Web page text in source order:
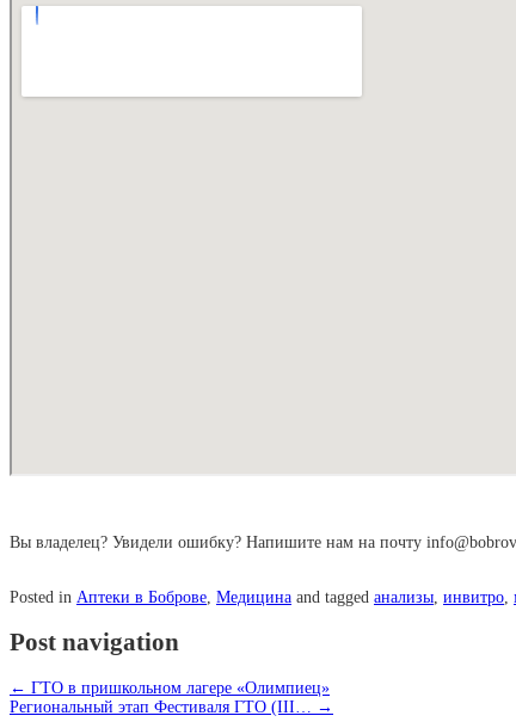
Вы владелец? Увидели ошибку? Напишите нам на почту
Posted in Аптеки в Боброве Медицина and tagged анализы инвитро
Post navigation
← ГТО в пришкольном лагере «Олимпиец»
Региональный этап Фестиваля ГТО (III…
→